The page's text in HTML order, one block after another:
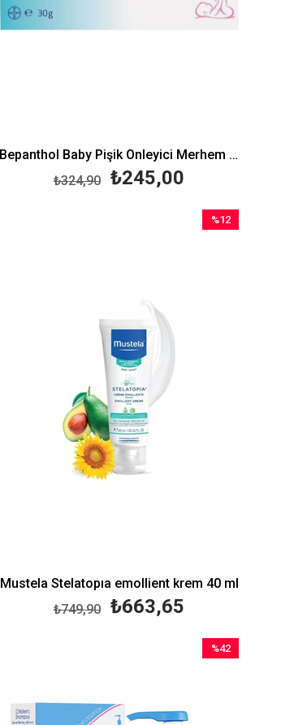
Bepanthol Baby Pişik Önleyici Merhem 30 g
₺245,00
₺324,90
Mustela Stelatopıa emollient krem 40 ml
₺663,65
₺749,90
%12
%42